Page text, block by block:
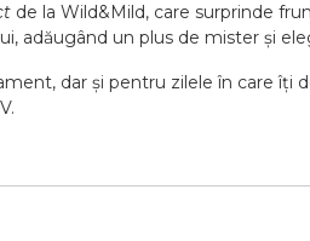
de la Wild&Mild, care surprinde
adăugând un plus de mister și
dar și pentru zilele în care